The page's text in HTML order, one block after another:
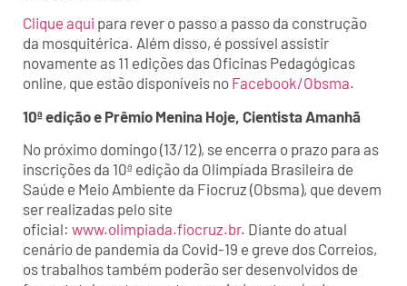
Clique aqui para rever o passo a passo da construção
da mosquitérica. Além disso, é possível assistir
novamente as 11 edições das Oficinas Pedagógicas
online, que estão disponíveis no Facebook/Obsma.
10ª edição e Prêmio Menina Hoje, Cientista Amanhã
No próximo domingo (13/12), se encerra o prazo para as
inscrições da 10ª edição da Olimpíada Brasileira de
Saúde e Meio Ambiente da Fiocruz (Obsma), que devem
ser realizadas pelo site
oficial: www.olimpiada.fiocruz.br. Diante do atual
cenário de pandemia da Covid-19 e greve dos Correios,
os trabalhos também poderão ser desenvolvidos de